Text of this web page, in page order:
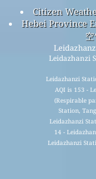
Citizen
Hebei Province
Leidazhanzi
Leidazhanzi
AQI is 153 -
(Respirable
Station,
Leidazhanzi
14 -
Leidazhanzi